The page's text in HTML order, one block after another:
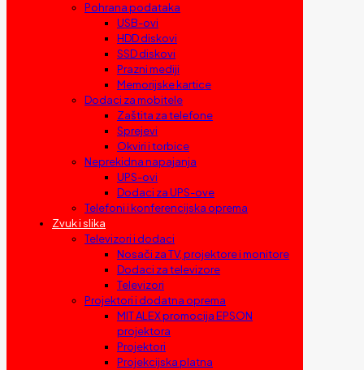
Pohrana podataka
USB-ovi
HDD diskovi
SSD diskovi
Prazni mediji
Memorijske kartice
Dodaci za mobitele
Zaštita za telefone
Sprejevi
Okviri i torbice
Neprekidna napajanja
UPS-ovi
Dodaci za UPS-ove
Telefoni i konferencijska oprema
Zvuk i slika
Televizori i dodaci
Nosači za TV, projektore i monitore
Dodaci za televizore
Televizori
Projektori i dodatna oprema
MIT ALEX promocija EPSON
projektora
Projektori
Projekcijska platna